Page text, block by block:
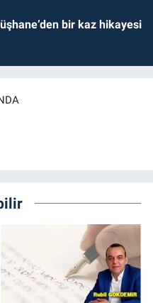
bir kaz hikayesi